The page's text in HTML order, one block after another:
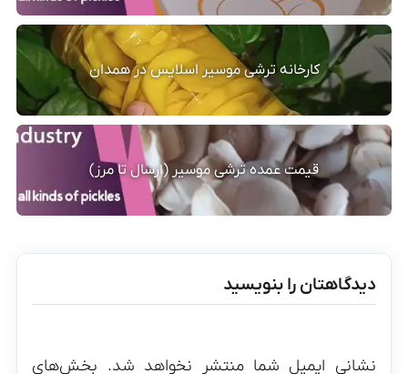
کارخانه ترشی موسیر اسلایس در همدان
قیمت عمده ترشی موسیر (ارسال تا مرز)
دیدگاهتان را بنویسید
نشانی ایمیل شما منتشر نخواهد شد. بخش‌های